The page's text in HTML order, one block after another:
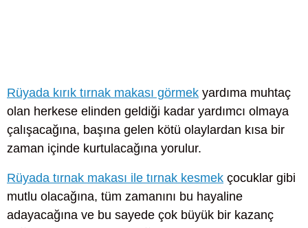
Rüyada kırık tırnak makası görmek yardıma muhtaç
olan herkese elinden geldiği kadar yardımcı olmaya
çalışacağına, başına gelen kötü olaylardan kısa bir
zaman içinde kurtulacağına yorulur.
Rüyada tırnak makası ile tırnak kesmek çocuklar gibi
mutlu olacağına, tüm zamanını bu hayaline
adayacağına ve bu sayede çok büyük bir kazanç